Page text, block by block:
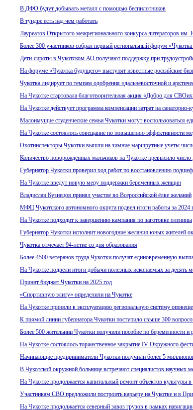
В ДФО будут добывать металл с помощью беспилотников
В тундре есть над чем работать
Лауреатов Открытого межрегионального конкурса литераторов
Более 300 участников собрал первый региональный форум
Дети-сироты в Чукотском АО получают поддержку при
На форуме «Чукотка будущего» выступят известные российские
Чукотка лидирует по темпам одобрения «дальневосточной и
На Чукотке стартовала благотворительная акция «Добро для
На Чукотке действует программа компенсации затрат на
Малоимущие студенческие семьи Чукотки могут воспользоваться
На Чукотке состоялось совещание по повышению эффективности
Охотинспекторы Чукотки вышли на зимние маршрутные учеты
Количество новорожденных мальчиков на Чукотке превысило число
Губернатор Чукотки проверил ход работ по восстановлению
На Чукотке введут новую меру поддержки беременных женщин
Владислав Кузнецов принял участие во Всероссийской ёлке желаний
МФЦ Чукотского автономного округа подвел итоги работы за 2024
На Чукотке подходит к завершению кампания по заготовке оленины
Губернатор Чукотки исполнит новогодние желания юных жителей
Чукотка отмечает 94-летие со дня образования
Более 4500 ветеранов труда Чукотки получат единовременную
На Чукотке подвели итоги добычи полезных ископаемых за десять
Принят бюджет Чукотки на 2025 год
«Спортивную элиту» определили на Чукотке
На Чукотке приняли в эксплуатацию региональную систему
К прямой линии губернатора Чукотки поступило свыше 300
Более 500 жительниц Чукотки получили пособие по беременности и
На Чукотке состоялось торжественное закрытие IV Окружного
Начинающие предприниматели Чукотки получили более 5
В Чукотской окружной больнице встречают специалистов научных
На Чукотке продолжается капитальный ремонт объектов культуры в
Участникам СВО предложили построить карьеру на Чукотке и в
На Чукотке продолжается северный завоз грузов в рамках